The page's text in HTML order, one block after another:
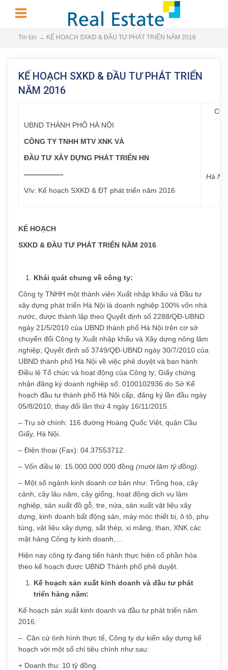
Tin tức → KẾ HOẠCH SXKD & ĐẦU TƯ PHÁT TRIỂN NĂM 2016
KẾ HOẠCH SXKD & ĐẦU TƯ PHÁT TRIỂN
NĂM 2016
UBND THÀNH PHỐ HÀ NỘI
CÔNG TY TNHH MTV XNK VÀ
ĐẦU TƯ XÂY DỰNG PHÁT TRIỂN HN
—————–
V/v: Kế hoạch SXKD & ĐT phát triển năm 2016
Hà
KẾ HOẠCH
SXKD & ĐẦU TƯ PHÁT TRIỂN NĂM 2016
Khái quát chung về công ty:
Công ty TNHH một thành viên Xuất nhập khẩu và Đầu tư
xây dựng phát triển Hà Nội là doanh nghiệp 100% vốn nhà
nước, được thành lập theo Quyết định số 2288/QĐ-UBND
ngày 21/5/2010 của UBND thành phố Hà Nội trên cơ sở
chuyển đổi Công ty Xuất nhập khẩu và Xây dựng nông lâm
nghiệp; Quyết định số 3749/QĐ-UBND ngày 30/7/2010 của
UBND thành phố Hà Nội về việc phê duyệt và ban hành
Điều lệ Tổ chức và hoạt động của Công ty; Giấy chứng
nhận đăng ký doanh nghiệp số: 0100102936 do Sở Kế
hoạch đầu tư thành phố Hà Nội cấp, đăng ký lần đầu ngày
05/8/2010, thay đổi lần thứ 4 ngày 16/11/2015.
– Trụ sở chính: 116 đường Hoàng Quốc Việt, quận Cầu
Giấy, Hà Nội.
– Điện thoại (Fax): 04.37553712.
– Vốn điều lệ: 15.000.000.000 đồng (mười lăm tỷ đồng)
– Một số ngành kinh doanh cơ bản như: Trồng hoa, cây
cảnh, cây lâu năm, cây giống, hoạt động dịch vụ lâm
nghiệp, sản xuất đồ gỗ, tre, nứa, sản xuất vật liệu xây
dựng, kinh doanh bất động sản, máy móc thiết bị, ô tô, phụ
tùng, vật liệu xây dựng, sắt thép, xi măng, than, XNK các
mặt hàng Công ty kinh doanh,…
Hiện nay công ty đang tiến hành thực hiện cổ phần hóa
theo kế hoạch được UBND Thành phố phê duyệt.
Kế hoạch sản xuất kinh doanh và đầu tư phát
triển hàng năm:
Kế hoạch sản xuất kinh doanh và đầu tư phát triển năm
2016:
– Căn cứ tình hình thực tế, Công ty dự kiến xây dựng kế
hoạch với một số chỉ tiêu chính như sau:
+ Doanh thu: 10 tỷ đồng.